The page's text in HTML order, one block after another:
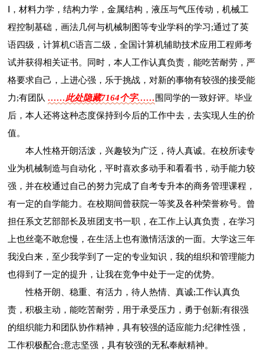
Ⅰ，材料力学，结构力学，金属结构，液压与气压传动，机械工
程控制基础，画法几何与机械制图等专业学科的学习;通过了英
语四级，计算机C语言二级，全国计算机辅助技术应用工程师考
试并获得相关证书。同时，本人工作认真负责，能吃苦耐劳，严
格要求自己，上进心强，乐于挑战，对新的事物有较强的接受能
力;有团队……此处隐藏7164个字……围同学的一致好评。毕业
后，本人还将这种态度保持到今后的工作中去，去实现人生的价
值。
本人性格开朗活泼，兴趣较为广泛，待人真诚。在校所读专
业为机械制造与自动化，平时喜欢多动手和看看书，动手能力较
强，并在校通过自己的努力完成了自考专升本的商务管理课程，
有一定的自学能力。在校期间曾获院一等奖及各种荣誉称号。曾
担任系文艺部部长及班团支书一职，在工作上认真负责，在学习
上也丝毫不敢怠慢，在生活上也有激情活泼的一面。大学这三年
我没白来，至少我学到了一定的专业知识，我的组织和管理能力
也得到了一定的提升，让我在竞争中处于一定的优势。
性格开朗、稳重、有活力，待人热情、真诚;工作认真负
责，积极主动，能吃苦耐劳，用于承受压力，勇于创新;有很强
的组织能力和团队协作精神，具有较强的适应能力;纪律性强，
工作积极配合;意志坚强，具有较强的无私奉献精神。